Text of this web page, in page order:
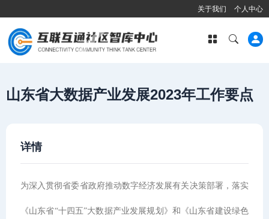
关于我们 个人中心
山东省大数据产业发展2023年工作要点
详情
为深入贯彻省委省政府推动数字经济发展有关决策部署，落实
《山东省“十四五”大数据产业发展规划》和《山东省建设绿色